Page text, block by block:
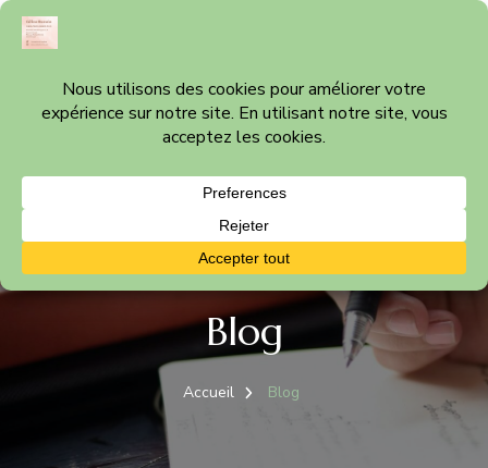
Céline Bonvin
Cabinet thérapeutique à Nyon – Vaud
Blog
Accueil Blog